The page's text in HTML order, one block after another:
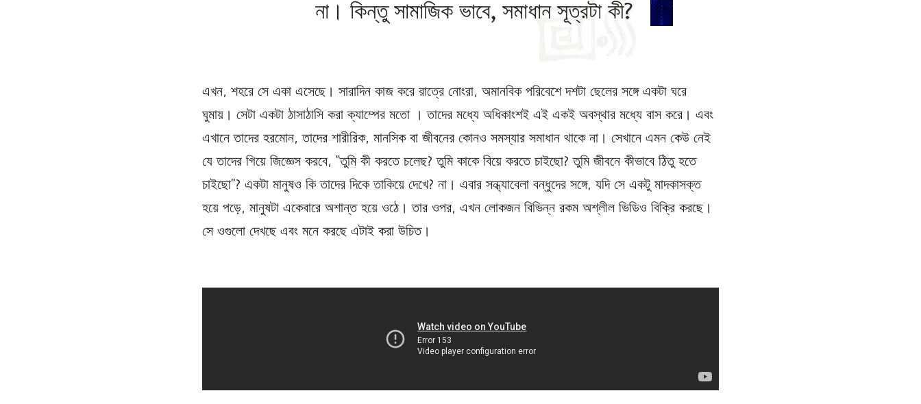
না। কিন্তু সামাজিক ভাবে, সমাধান সূত্রটা কী?
এখন, শহরে সে একা এসেছে। সারাদিন কাজ করে রাত্রে নোংরা, অমানবিক পরিবেশে দশটা ছেলের সঙ্গে একটা ঘরে
ঘুমায়। সেটা একটা ঠাসাঠাসি করা ক্যাম্পের মতো । তাদের মধ্যে অধিকাংশই এই একই অবস্থার মধ্যে বাস করে। এবং
এখানে তাদের হরমোন, তাদের শারীরিক, মানসিক বা জীবনের কোনও সমস্যার সমাধান থাকে না। সেখানে এমন কেউ নেই
যে তাদের গিয়ে জিজ্ঞেস করবে, “তুমি কী করতে চলেছ? তুমি কাকে বিয়ে করতে চাইছো? তুমি জীবনে কীভাবে ঠিতু হতে
চাইছো”? একটা মানুষও কি তাদের দিকে তাকিয়ে দেখে? না। এবার সন্ধ্যাবেলা বন্ধুদের সঙ্গে, যদি সে একটু মাদকাসক্ত
হয়ে পড়ে, মানুষটা একেবারে অশান্ত হয়ে ওঠে। তার ওপর, এখন লোকজন বিভিন্ন রকম অশ্লীল ভিডিও বিক্রি করছে।
সে ওগুলো দেখছে এবং মনে করছে এটাই করা উচিত।